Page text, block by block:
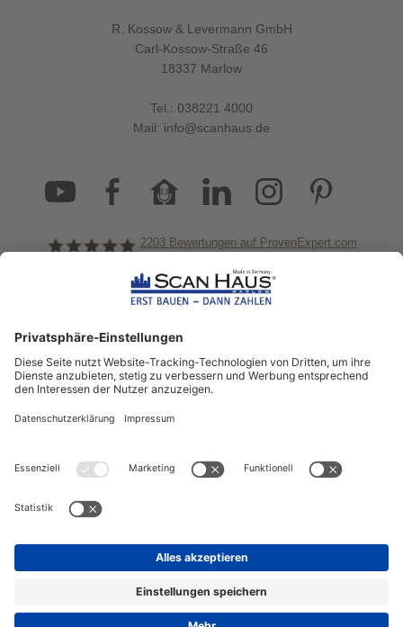
R. Kossow & Levermann GmbH
Carl-Kossow-Straße 46
18337 Marlow
Tel.: 038221 4000
Mail: info@scanhaus.de
ScanHaus Marlow
2203Bewertungen auf ProvenExpert.com
informiert!
Aktuelle News rund um ScanHaus &
das Thema Hausbau
Sofort informiert über neue Artikel
ZUM NEWSLETTER ANMELDEN